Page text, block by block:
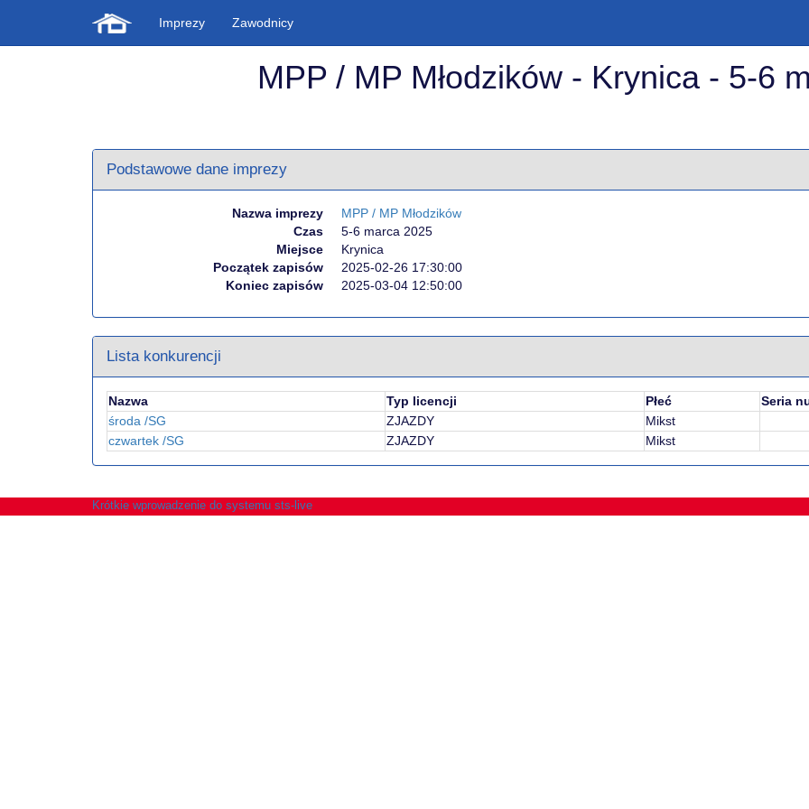
Imprezy Zawodnicy
MPP / MP Młodzików - Krynica - 5-6
Podstawowe dane imprezy
Nazwa imprezy
MPP / MP Młodzików
Czas
5-6 marca 2025
Miejsce
Krynica
Początek zapisów
2025-02-26 17:30:00
Koniec zapisów
2025-03-04 12:50:00
Lista konkurencji
Nazwa Typ licencji Płeć
Seria
środa /SG
ZJAZDY
Mikst
czwartek /SG
ZJAZDY Mikst
Krótkie wprowadzenie do systemu sts-live